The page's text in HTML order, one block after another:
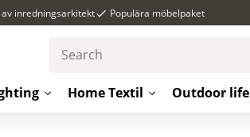
inredningsarkitekt Populära möbelpaket
Home Textil Outdoor life